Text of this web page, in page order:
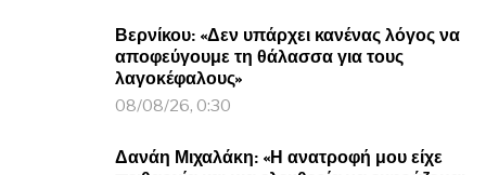
Βερνίκου: «Δεν υπάρχει κανένας λόγος να
αποφεύγουμε τη θάλασσα για τους
λαγοκέφαλους»
08/08/26, 0:30
Δανάη Μιχαλάκη: «Η ανατροφή μου είχε